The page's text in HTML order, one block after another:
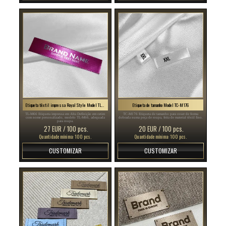
Etiqueta têxtil impressa Royal Style Model TL-M66
TL-M66 Etiqueta impressa em Alta Definição em cetim
com nome personalizado, modelo TL-M66, adequada
para roupa.
27 EUR / 100 pcs.
Quantidade mínima: 100 pcs.
CUSTOMIZAR
Etiqueta de tamanho Model TC-M176
TC-M176 Etiqueta de tamanho para coser de forma
dobrada numa peça de roupa, feita de material têxtil fino.
20 EUR / 100 pcs.
Quantidade mínima: 100 pcs.
CUSTOMIZAR